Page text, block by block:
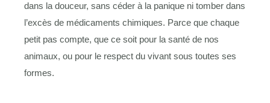
dans la douceur, sans céder à la panique ni tomber dans
l’excès de médicaments chimiques. Parce que chaque
petit pas compte, que ce soit pour la santé de nos
animaux, ou pour le respect du vivant sous toutes ses
formes.